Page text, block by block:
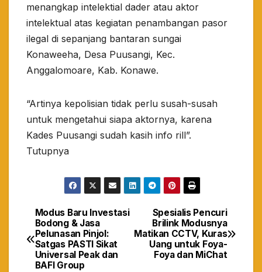
menangkap intelektial dader atau aktor
intelektual atas kegiatan penambangan pasor
ilegal di sepanjang bantaran sungai
Konaweeha, Desa Puusangi, Kec.
Anggalomoare, Kab. Konawe.
“Artinya kepolisian tidak perlu susah-susah
untuk mengetahui siapa aktornya, karena
Kades Puusangi sudah kasih info rill”.
Tutupnya
Navigasi
pos
Spesialis Pencuri
Brilink Modusnya
Matikan CCTV, Kuras
Uang untuk Foya-
Foya dan MiChat
Modus Baru Investasi
Bodong & Jasa
Pelunasan Pinjol:
Satgas PASTI Sikat
Universal Peak dan
BAFI Group